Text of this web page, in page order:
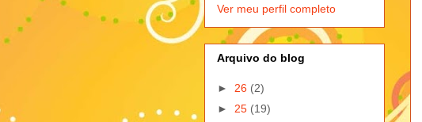
Ver meu perfil completo
Arquivo do blog
► 26 (2)
► 25 (19)